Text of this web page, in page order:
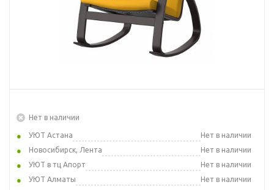
Нет в наличии
УЮТ Астана
Нет в наличии
Новосибирск, Лента
Нет в наличии
УЮТ в тц Апорт
Нет в наличии
УЮТ Алматы
Нет в наличии